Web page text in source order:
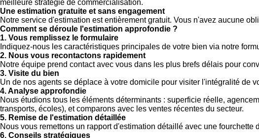
meilleure stratégie de commercialisation.
Une estimation gratuite et sans engagement
Notre service d'estimation est entièrement gratuit. Vous n'avez aucune
Comment se déroule l'estimation approfondie ?
1. Vous remplissez le formulaire
Indiquez-nous les caractéristiques principales de votre bien via notre
2. Nous vous recontactons rapidement
Notre équipe prend contact avec vous dans les plus brefs délais pour
3. Visite du bien
Un de nos agents se déplace à votre domicile pour visiter l'intégralité de
4. Analyse approfondie
Nous étudions tous les éléments déterminants : superficie réelle,
transports, écoles), et comparons avec les ventes récentes du secteur.
5. Remise de l'estimation détaillée
Nous vous remettons un rapport d'estimation détaillé avec une
6. Conseils stratégiques